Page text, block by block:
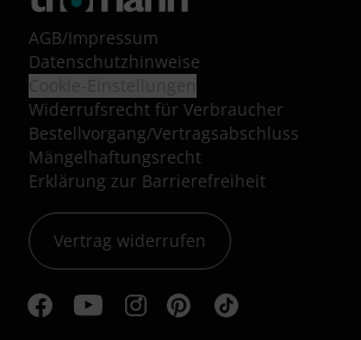
AGB/Impressum
Datenschutzhinweise
Widerrufsrecht für Verbraucher
Bestellvorgang/Vertragsabschluss
Mängelhaftungsrecht
Erklärung zur Barrierefreiheit
Vertrag widerrufen